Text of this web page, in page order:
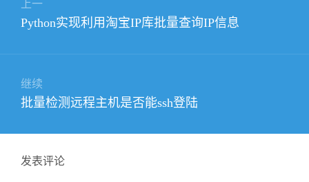
上一
上
章：
Python实现利用淘宝IP库批量查询IP信息
继续
下
文
章：
批量检测远程主机是否能ssh登陆
发表评论